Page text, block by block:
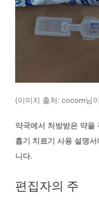
(이미지 출처: cocom님
약국에서 처방받은 약을
흡기 치료기 사용 설명
니다.
편집자의 주